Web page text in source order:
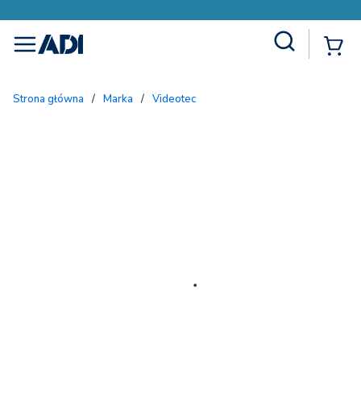
menu
Strona główna / Marka / Videotec